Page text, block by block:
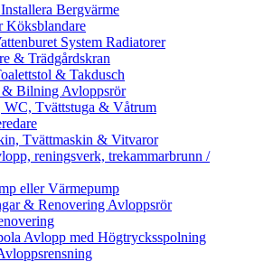
Bergvärme
Köksblandare
System Radiatorer
& Trädgårdskran
& Takdusch
Bilning Avloppsrör
WC, Tvättstuga & Våtrum
Tvättmaskin & Vitvaror
reningsverk, trekammarbrunn /
eller Värmepump
& Renovering Avloppsrör
Avlopp med Högtrycksspolning